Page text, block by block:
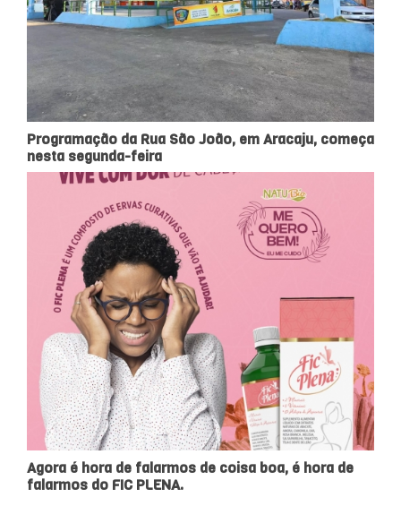
Programação da Rua São João, em Aracaju, começa
nesta segunda-feira
Agora é hora de falarmos de coisa boa, é hora de
falarmos do FIC PLENA.